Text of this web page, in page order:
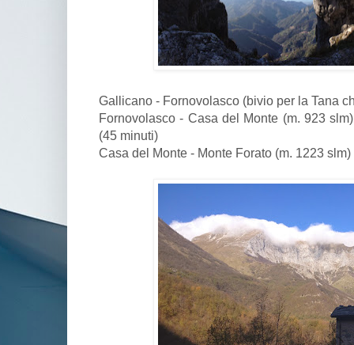
Gallicano - Fornovolasco (bivio per la Tana
Fornovolasco - Casa del Monte (m. 923
(45 minuti)
Casa del Monte - Monte Forato (m. 1223